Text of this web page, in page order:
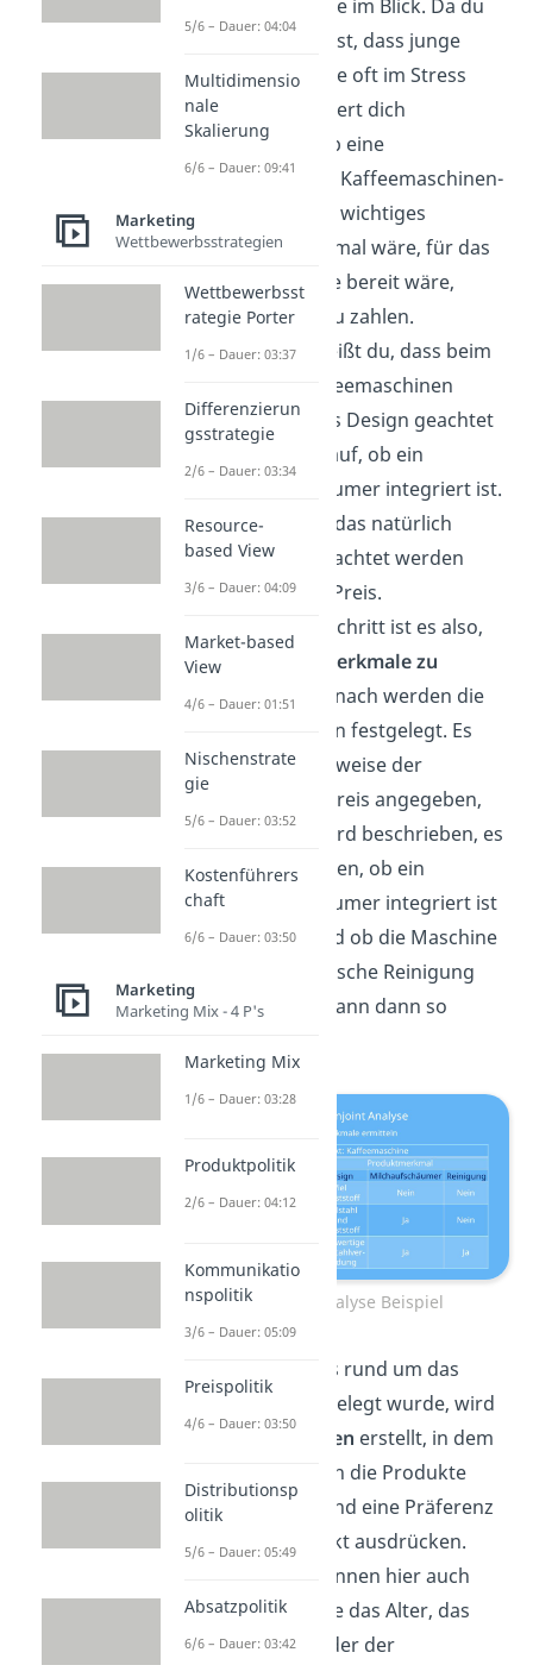
Geschäftsleute im Blick. Da du
das Gefühl hast, dass junge
Geschäftsleute oft im Stress
sind, interessiert dich
besonders, ob eine
automatische Kaffeemaschinen-
Reinigung ein wichtiges
Produktmerkmal wäre, für das
die Zielgruppe bereit wäre,
etwas mehr zu zahlen.
Außerdem weißt du, dass beim
Kauf von Kaffeemaschinen
häufig auf das Design geachtet
wird und darauf, ob ein
Milchaufschäumer integriert ist.
Ein Merkmal, das natürlich
immer mit beachtet werden
sollte, ist der Preis.
Der nächste Schritt ist es also,
die
Produktmerkmale zu
ermitteln
. Danach werden die
Ausprägungen festgelegt. Es
wird beispielsweise der
tatsächliche Preis angegeben,
das Design wird beschrieben, es
wird angegeben, ob ein
Milchaufschäumer integriert ist
oder nicht und ob die Maschine
eine automatische Reinigung
enthält. Das kann dann so
Conjoint Analyse Beispiel
So, wenn alles rund um das
Produkt festgelegt wurde, wird
Fragebogen erstellt, in dem
die Probanden die Produkte
vergleichen und eine Präferenz
für ein Produkt ausdrücken.
Außerdem können hier auch
Merkmale, wie das Alter, das
Geschlecht oder der
5/6 – Dauer: 04:04
Multidimensio
nale
Skalierung
6/6 – Dauer: 09:41
Marketing
Wettbewerbsstrategien
Wettbewerbsst
rategie Porter
1/6 – Dauer: 03:37
Differenzierun
gsstrategie
2/6 – Dauer: 03:34
Resource-
based View
3/6 – Dauer: 04:09
Market-based
View
4/6 – Dauer: 01:51
Nischenstrate
gie
5/6 – Dauer: 03:52
Kostenführers
chaft
6/6 – Dauer: 03:50
Marketing
Marketing Mix - 4 P's
Marketing Mix
1/6 – Dauer: 03:28
Produktpolitik
2/6 – Dauer: 04:12
Kommunikatio
nspolitik
3/6 – Dauer: 05:09
Preispolitik
4/6 – Dauer: 03:50
Distributionsp
olitik
5/6 – Dauer: 05:49
Absatzpolitik
6/6 – Dauer: 03:42